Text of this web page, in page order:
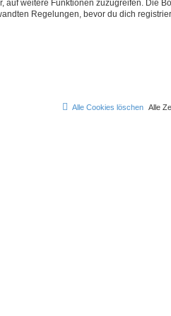
auf weitere Funktionen zuzugreifen. Die
Regelungen, bevor du dich
Alle
Alle Cookies löschen